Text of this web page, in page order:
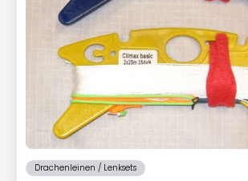
Drachenleinen / Lenksets